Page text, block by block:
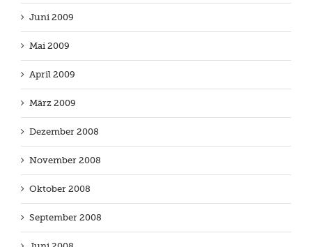
Juni 2009
Mai 2009
April 2009
März 2009
Dezember 2008
November 2008
Oktober 2008
September 2008